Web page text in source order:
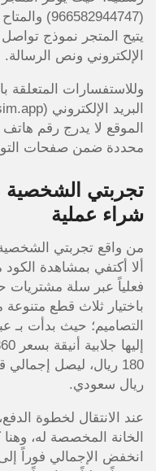
يتيح المتجر نموذج
الإلكتروني ونص الرسالة.
وللاستفسارات المتعلقة
الموقع لا يدرج رقم
محددة ضمن صفحات
تجربتي الشخصية
شراء عملية
من واقع تجربتي
ألا أكتفي بمشاهدة
فعلياً عبر سلة مشتريات
باختيار ثلاث قطع
ريال سعودي.
الخانة المخصصة له،